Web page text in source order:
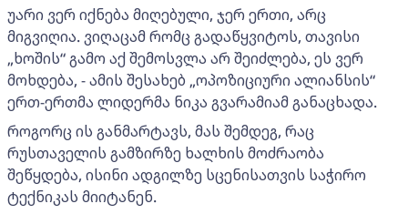
უარი ვერ იქნება მიღებული, ჯერ ერთი, არც
მიგვიღია. ვიღაცამ რომც გადაწყვიტოს, თავისი
„ხოშის“ გამო აქ შემოსვლა არ შეიძლება, ეს ვერ
მოხდება, - ამის შესახებ „ოპოზიციური ალიანსის“
ერთ-ერთმა ლიდერმა ნიკა გვარამიამ განაცხადა.
როგორც ის განმარტავს, მას შემდეგ, რაც
რუსთაველის გამზირზე ხალხის მოძრაობა
შეწყდება, ისინი ადგილზე სცენისათვის საჭირო
ტექნიკას მიიტანენ.